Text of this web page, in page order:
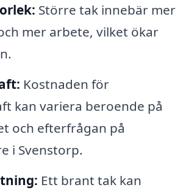
Större tak innebär mer
mer arbete, vilket ökar
Kostnaden för
kan variera beroende på
och efterfrågan på
i Svenstorp.
Ett brant tak kan